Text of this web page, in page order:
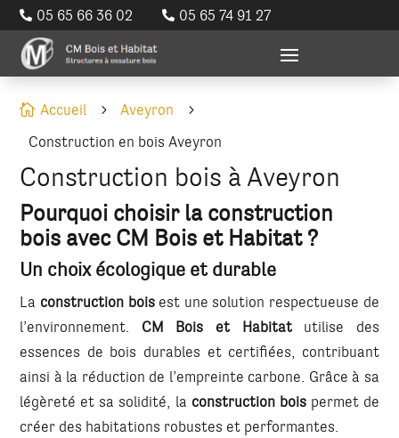
 05 65 66 36 02  05 65 74 91 27
 Accueil 5 Aveyron 5
Construction en bois Aveyron
Construction bois à Aveyron
Pourquoi choisir la construction
bois avec CM Bois et Habitat ?
Un choix écologique et durable
La construction bois est une solution respectueuse de
l’environnement.
CM Bois et Habitat
utilise des
essences de bois durables et certifiées, contribuant
ainsi à la réduction de l’empreinte carbone. Grâce à sa
légèreté et sa solidité, la construction bois permet de
créer des habitations robustes et performantes.